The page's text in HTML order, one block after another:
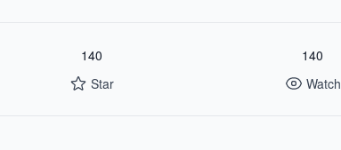
140
Star
140
Watch